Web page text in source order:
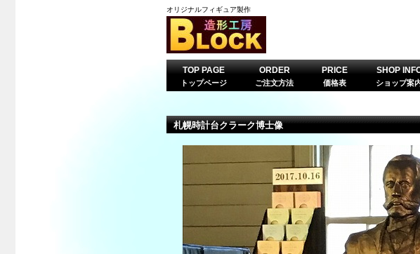
オリジナルフィギュア製作
札幌時計台クラーク博士像
TOP PAGE
トップページ
ORDER
ご注文方法
PRICE
価格表
SHOP
ショップ案